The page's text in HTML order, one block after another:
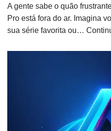
A gente sabe o quão
Pro está fora do ar. Imagina
sua série favorita ou…